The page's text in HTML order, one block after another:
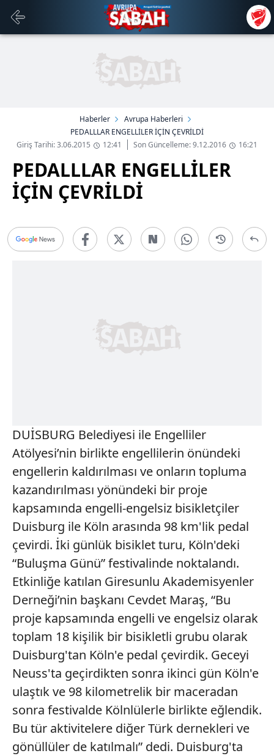
Haberler
Avrupa Haberleri
PEDALLLAR ENGELLİLER İÇİN ÇEVRİLDİ
Giriş Tarihi: 3.06.2015
12:41 Son Güncelleme: 9.12.2016 16:21
PEDALLLAR ENGELLİLER
İÇİN ÇEVRİLDİ
DUİSBURG Belediyesi ile Engelliler
Atölyesi’nin birlikte engellilerin önündeki
engellerin kaldırılması ve onların topluma
kazandırılması yönündeki bir proje
kapsamında engelli-engelsiz bisikletçiler
Duisburg ile Köln arasında 98 km'lik pedal
çevirdi. İki günlük bisiklet turu, Köln'deki
“Buluşma Günü” festivalinde noktalandı.
Etkinliğe katılan Giresunlu Akademisyenler
Derneği’nin başkanı Cevdet Maraş, “Bu
proje kapsamında engelli ve engelsiz olarak
toplam 18 kişilik bir bisikletli grubu olarak
Duisburg'tan Köln'e pedal çevirdik. Geceyi
Neuss'ta geçirdikten sonra ikinci gün Köln'e
ulaştık ve 98 kilometrelik bir maceradan
sonra festivalde Kölnlülerle birlikte eğlendik.
Bu tür aktivitelere diğer Türk dernekleri ve
gönüllüler de katılmalı” dedi. Duisburg'ta